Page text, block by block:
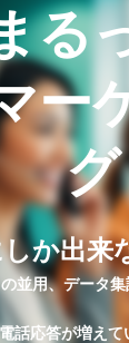
る
ー
グ
か出来
並用、データ
話応答が増え